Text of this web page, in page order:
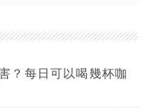
？每日可以喝幾杯咖